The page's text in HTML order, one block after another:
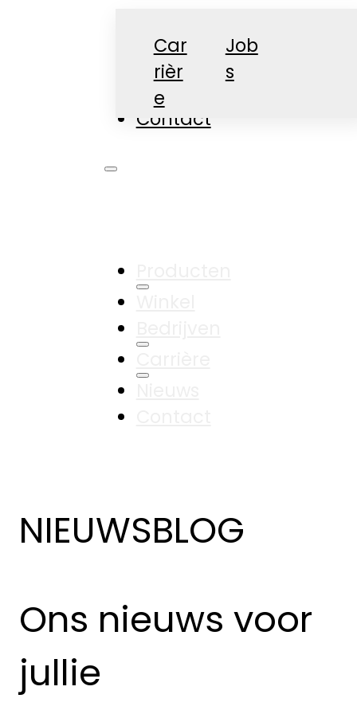
Car
rièr
e
Job
s
Nieuws
Contact
NIEUWSBLOG
Ons nieuws voor
jullie